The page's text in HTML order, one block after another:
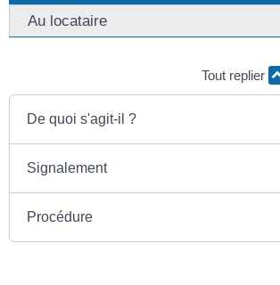
Au locataire
Tout replier
De quoi s'agit-il ?
Signalement
Procédure